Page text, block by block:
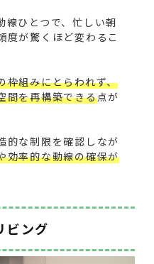
線ひとつで、忙しい朝
度が驚くほど変わるこ
枠組みにとらわれず、
間を再構築できる点が
的な制限を確認しなが
効率的な動線の確保が
ング